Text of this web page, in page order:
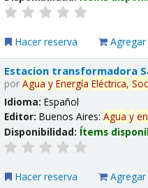
Hacer reserva
Estacion transformadora
porAgua y Energía Eléctrica,
Idioma:Español
Editor:Buenos Aires:Agua y
Disponibilidad: Ítems
Hacer reserva